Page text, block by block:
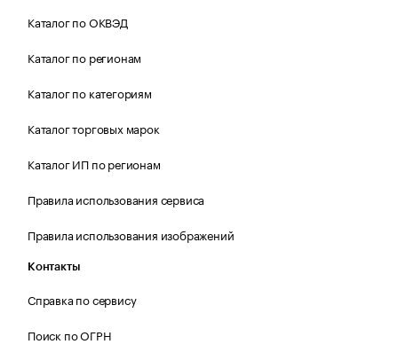
Каталог по ОКВЭД
Каталог по регионам
Каталог по категориям
Каталог торговых марок
Каталог ИП по регионам
Правила использования сервиса
Правила использования изображений
Контакты
Справка по сервису
Поиск по ОГРН